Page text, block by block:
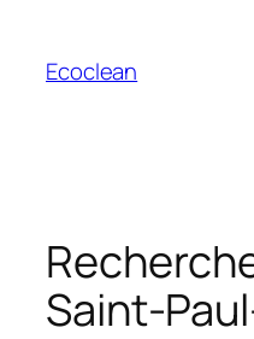
contenu
Ecoclean
Saint-